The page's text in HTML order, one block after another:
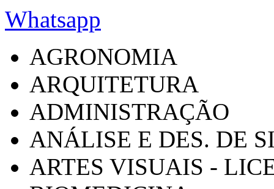
Whatsapp
AGRONOMIA
ARQUITETURA
ADMINISTRAÇÃO
ANÁLISE E DES. DE
ARTES VISUAIS -